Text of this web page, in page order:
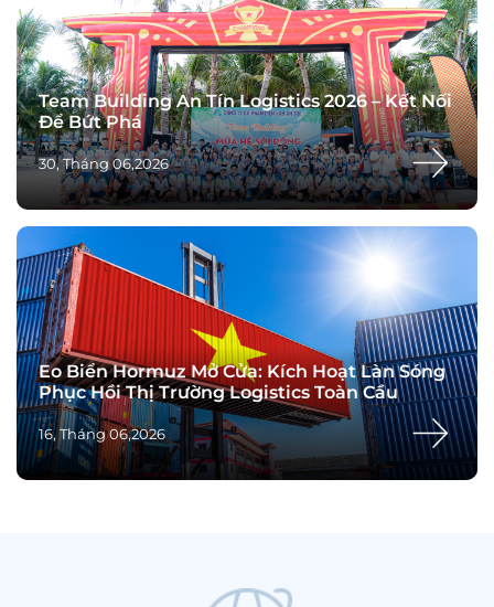
Team Building An Tín Logistics 2026 – Kết Nối
Để Bứt Phá
30, Tháng 06,2026
Eo Biển Hormuz Mở Cửa: Kích Hoạt Làn Sóng
Phục Hồi Thị Trường Logistics Toàn Cầu
16, Tháng 06,2026